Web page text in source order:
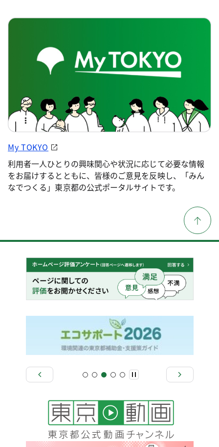
My TOKYO
利用者一人ひとりの興味関心や状況に応じて必要な情報
をお届けするとともに、皆様のご意見を反映し、「みん
なでつくる」東京都の公式ポータルサイトです。